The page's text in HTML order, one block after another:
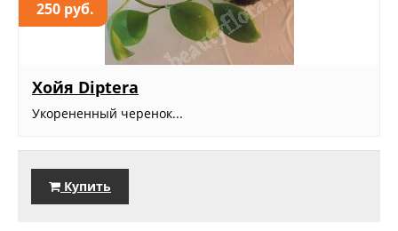
250 руб.
Хойя Diptera
Укорененный черенок...
Купить